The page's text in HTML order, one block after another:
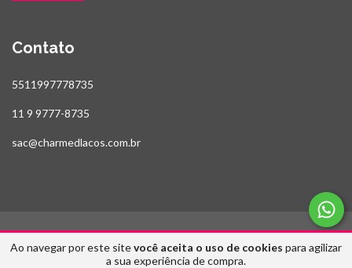
Ao navegar por este sitevocê aceita o uso de cookies para agilizar
a sua experiência de compra.
Contato
5511997778735
11 9 9777-8735
sac@charmedlacos.com.br
Copyright Estilo Fitas & Charmed Laços - 2026. Todos os direitos reservados.